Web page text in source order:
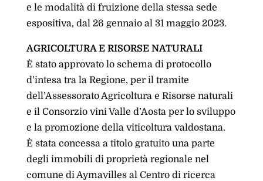
e le modalità di fruizione della stessa sede
espositiva, dal 26 gennaio al 31 maggio 2023.
AGRICOLTURA E RISORSE NATURALI
È stato approvato lo schema di protocollo
d’intesa tra la Regione, per il tramite
dell’Assessorato Agricoltura e Risorse naturali
e il Consorzio vini Valle d’Aosta per lo sviluppo
e la promozione della viticoltura valdostana.
È stata concessa a titolo gratuito una parte
degli immobili di proprietà regionale nel
comune di Aymavilles al Centro di ricerca